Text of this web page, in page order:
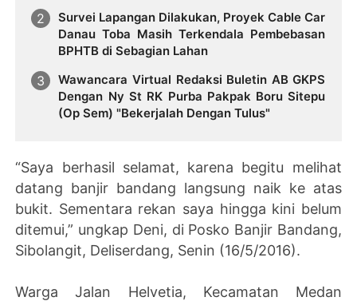
Survei Lapangan Dilakukan, Proyek Cable Car
Danau Toba Masih Terkendala Pembebasan
BPHTB di Sebagian Lahan
Wawancara Virtual Redaksi Buletin AB GKPS
Dengan Ny St RK Purba Pakpak Boru Sitepu
(Op Sem) "Bekerjalah Dengan Tulus"
“Saya berhasil selamat, karena begitu melihat
datang banjir bandang langsung naik ke atas
bukit. Sementara rekan saya hingga kini belum
ditemui,” ungkap Deni, di Posko Banjir Bandang,
Sibolangit, Deliserdang, Senin (16/5/2016).
Warga Jalan Helvetia, Kecamatan Medan